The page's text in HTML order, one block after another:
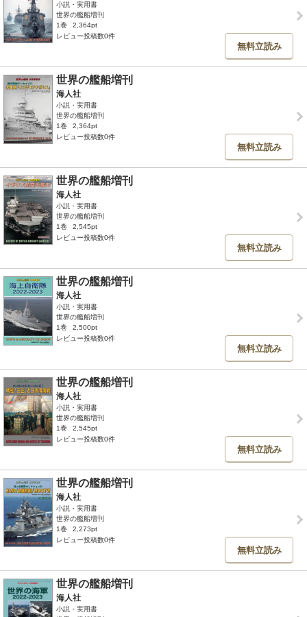
小説・実用書
世界の艦船増刊
1巻
2,364pt
レビュー投稿数0件
無料立読み
世界の艦船増刊
海人社
小説・実用書
世界の艦船増刊
1巻
2,364pt
レビュー投稿数0件
無料立読み
世界の艦船増刊
海人社
小説・実用書
世界の艦船増刊
1巻
2,545pt
レビュー投稿数0件
無料立読み
世界の艦船増刊
海人社
小説・実用書
世界の艦船増刊
1巻
2,500pt
レビュー投稿数0件
無料立読み
世界の艦船増刊
海人社
小説・実用書
世界の艦船増刊
1巻
2,545pt
レビュー投稿数0件
無料立読み
世界の艦船増刊
海人社
小説・実用書
世界の艦船増刊
1巻
2,273pt
レビュー投稿数0件
無料立読み
世界の艦船増刊
海人社
小説・実用書